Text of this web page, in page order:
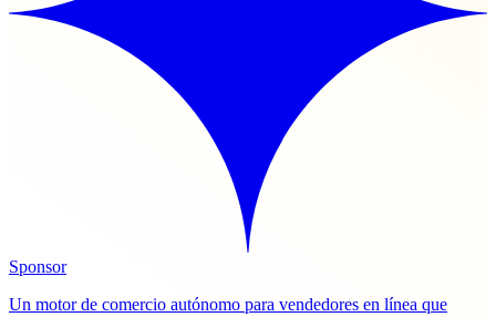
Sponsor
Un motor de comercio autónomo para vendedores en línea que